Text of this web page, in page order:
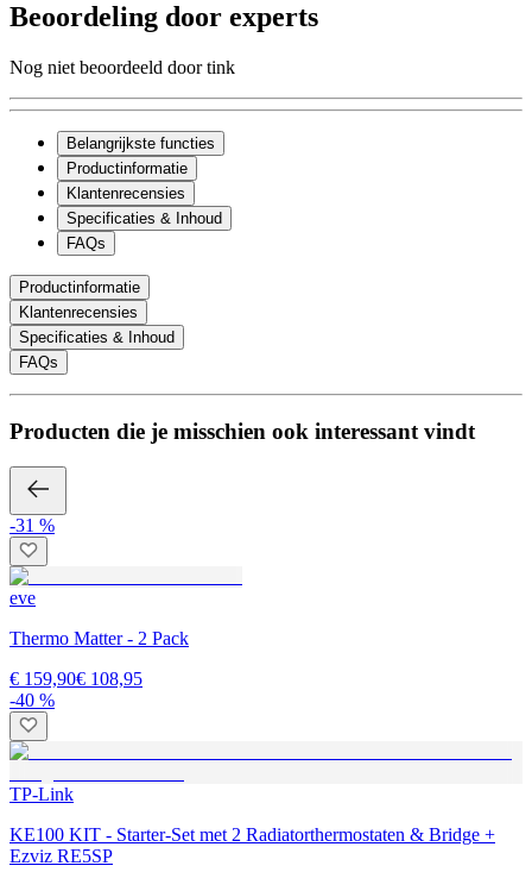
Beoordeling door experts
Nog niet beoordeeld door tink
Belangrijkste functies
Productinformatie
Klantenrecensies
Specificaties & Inhoud
FAQs
Productinformatie
Klantenrecensies
Specificaties & Inhoud
FAQs
Producten die je misschien ook interessant vindt
-31 %
eve
Thermo Matter - 2 Pack
€ 159,90€ 108,95
-40 %
TP-Link
KE100 KIT - Starter-Set met 2 Radiatorthermostaten & Bridge +
Ezviz RE5SP